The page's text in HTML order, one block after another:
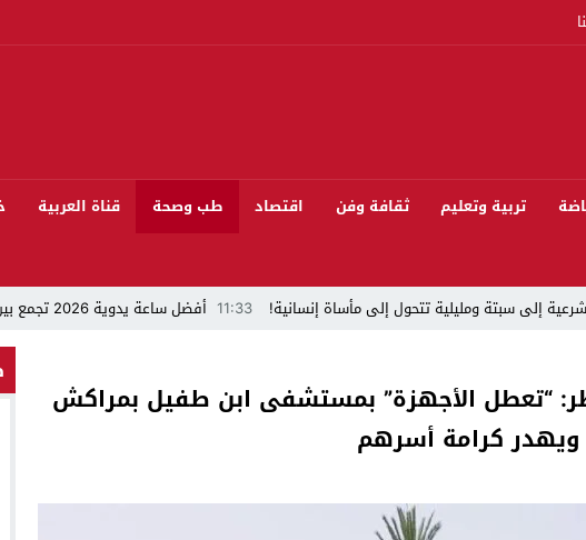
تربية وتعليم ثقافة وفن اقتصاد طب وصحة قناة العربية
إلى سبتة ومليلية تتحول إلى مأساة إنسانية! 11:33 أفضل ساعة يدوية 2026 تجمع بين الأناقة والدقة
ينظمون ورشا بيئيا بغابة المقاومة بمدينة الخميسات
سيدي بوخلخال تيفلت يجمع السياسيين “الأصدقاء/الأعداء” في الموسم السنوي للتبوريدة في
وأصداء الأحداث فيها بصيغة أخرى
“تعطل الأجهزة” بمستشفى ابن طفيل بمراكش
كرامة أسرهم